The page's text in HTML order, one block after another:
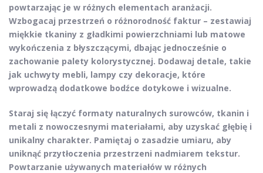
powtarzając je w różnych elementach aranżacji.
Wzbogacaj przestrzeń o różnorodność faktur – zestawiaj
miękkie tkaniny z gładkimi powierzchniami lub matowe
wykończenia z błyszczącymi, dbając jednocześnie o
zachowanie palety kolorystycznej. Dodawaj detale, takie
jak uchwyty mebli, lampy czy dekoracje, które
wprowadzą dodatkowe bodźce dotykowe i wizualne.
Staraj się łączyć formaty naturalnych surowców, tkanin i
metali z nowoczesnymi materiałami, aby uzyskać głębię i
unikalny charakter. Pamiętaj o zasadzie umiaru, aby
uniknąć przytłoczenia przestrzeni nadmiarem tekstur.
Powtarzanie używanych materiałów w różnych